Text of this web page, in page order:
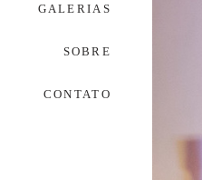
GALERIAS
SOBRE
CONTATO